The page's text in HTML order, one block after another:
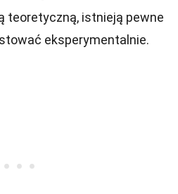
teoretyczną, istnieją pewne
eksperymentalnie.